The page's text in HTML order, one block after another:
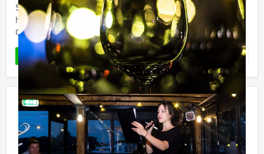
Speel in Rotterdam de Empire City Brunch Game: een
hypermodern, virtueel GPS spel van Holland Tour
Guides, in combinatie met een overheerlijke brunch.
LEES MEER Favoriet
La Casa de Papel VR lunchspel in
Eindhoven
Vanaf€ 57,50 p.p. excl. BTW
Vanaf 12 personen ‐ 3 uur